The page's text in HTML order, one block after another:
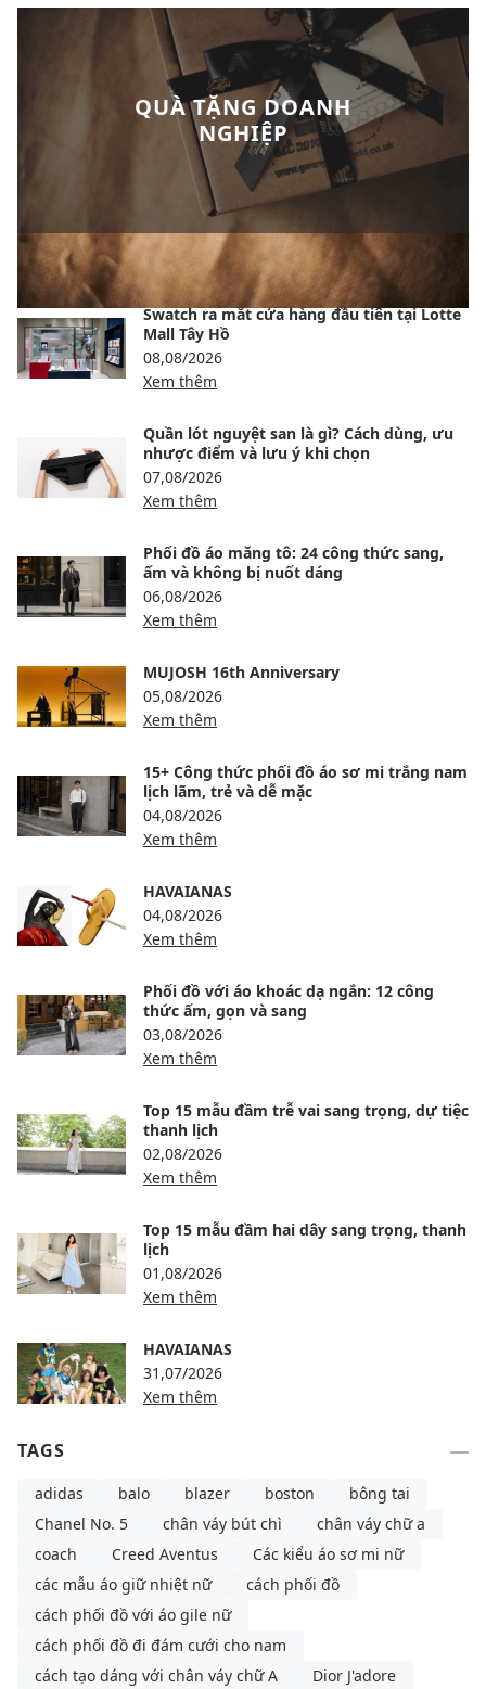
QUÀ TẶNG DOANH
NGHIỆP
BÀI VIẾT NỔI BẬT
Swatch ra mắt cửa hàng đầu tiên tại Lotte
Mall Tây Hồ
08,08/2026
Xem thêm
Quần lót nguyệt san là gì? Cách dùng, ưu
nhược điểm và lưu ý khi chọn
07,08/2026
Xem thêm
Phối đồ áo măng tô: 24 công thức sang,
ấm và không bị nuốt dáng
06,08/2026
Xem thêm
MUJOSH 16th Anniversary
05,08/2026
Xem thêm
15+ Công thức phối đồ áo sơ mi trắng nam
lịch lãm, trẻ và dễ mặc
04,08/2026
Xem thêm
HAVAIANAS
04,08/2026
Xem thêm
Phối đồ với áo khoác dạ ngắn: 12 công
thức ấm, gọn và sang
03,08/2026
Xem thêm
Top 15 mẫu đầm trễ vai sang trọng, dự tiệc
thanh lịch
02,08/2026
Xem thêm
Top 15 mẫu đầm hai dây sang trọng, thanh
lịch
01,08/2026
Xem thêm
HAVAIANAS
31,07/2026
Xem thêm
TAGS
adidas balo blazer boston
bông tai
Chanel No. 5
chân váy bút chì
chân váy chữ a
coach
Creed Aventus
Các kiểu áo sơ mi nữ
các mẫu áo giữ nhiệt nữ
cách phối đồ
cách phối đồ với áo gile nữ
cách phối đồ đi đám cưới cho nam
cách tạo dáng với chân váy chữ A
Dior J'adore